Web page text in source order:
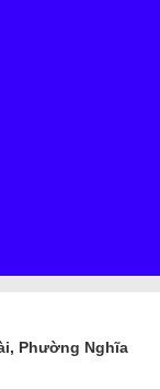
Phường Nghĩa